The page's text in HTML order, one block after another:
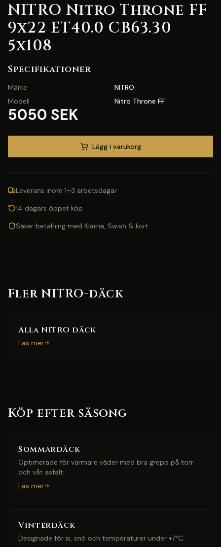
NITRO Nitro Throne FF
9x22 ET40.0 CB63.30
5x108
Specifikationer
Märke
NITRO
Modell
Nitro Throne FF
5050 SEK
Lägg i varukorg
Leverans inom 1–3 arbetsdagar
14 dagars öppet köp
Säker betalning med Klarna, Swish & kort
Fler NITRO-däck
Alla NITRO däck
Läs mer
Köp efter säsong
Sommardäck
Optimerade för varmare väder med bra grepp på torr
och våt asfalt.
Läs mer
Vinterdäck
Designade för is, snö och temperaturer under +7°C.